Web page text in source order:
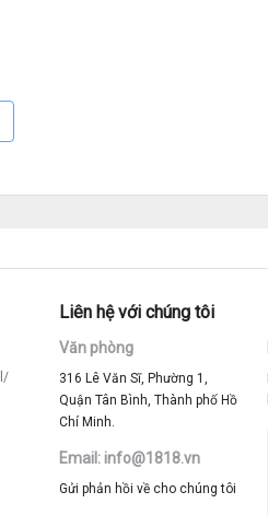
/
Liên hệ với chúng tôi
Văn phòng
316 Lê Văn Sĩ, Phường 1,
Quận Tân Bình, Thành phố Hồ
Chí Minh.
Email: info@1818.vn
Gửi phản hồi về cho chúng tôi